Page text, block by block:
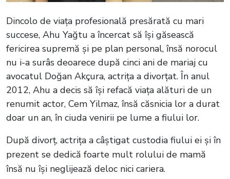
Dincolo de viața profesională presărată cu mari
succese, Ahu Yağtu a încercat să își găsească
fericirea supremă și pe plan personal, însă norocul
nu i-a surâs deoarece după cinci ani de mariaj cu
avocatul Doğan Akçura, actrița a divorțat. În anul
2012, Ahu a decis să își refacă viața alături de un
renumit actor, Cem Yilmaz, însă căsnicia lor a durat
doar un an, în ciuda venirii pe lume a fiului lor.
După divorț, actrița a câștigat custodia fiului ei și în
prezent se dedică foarte mult rolului de mamă
însă nu își neglijează deloc nici cariera.